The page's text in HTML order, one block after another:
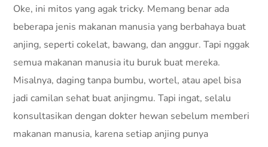
Oke, ini mitos yang agak tricky. Memang benar ada
beberapa jenis makanan manusia yang berbahaya buat
anjing, seperti cokelat, bawang, dan anggur. Tapi nggak
semua makanan manusia itu buruk buat mereka.
Misalnya, daging tanpa bumbu, wortel, atau apel bisa
jadi camilan sehat buat anjingmu. Tapi ingat, selalu
konsultasikan dengan dokter hewan sebelum memberi
makanan manusia, karena setiap anjing punya